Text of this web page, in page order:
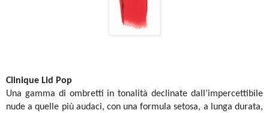
Clinique Lid Pop
Una gamma di ombretti in tonalità declinate dall’impercettibile
nude a quelle più audaci, con una formula setosa, a lunga durata,